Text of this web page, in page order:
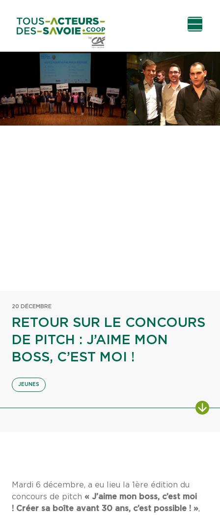
contenu
principal
20 DÉCEMBRE
RETOUR SUR LE CONCOURS
DE PITCH : J’AIME MON
BOSS, C’EST MOI !
JEUNES
Mardi 6 décembre, a eu lieu la 1ère édition du
concours de pitch « J’aime mon boss, c’est moi
! Créer sa boîte avant 30 ans, c’est possible ! »,